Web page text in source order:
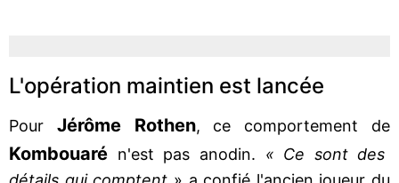
L'opération maintien est lancée
Pour Jérôme Rothen, ce comportement de
Kombouaré n'est pas anodin. « Ce sont des